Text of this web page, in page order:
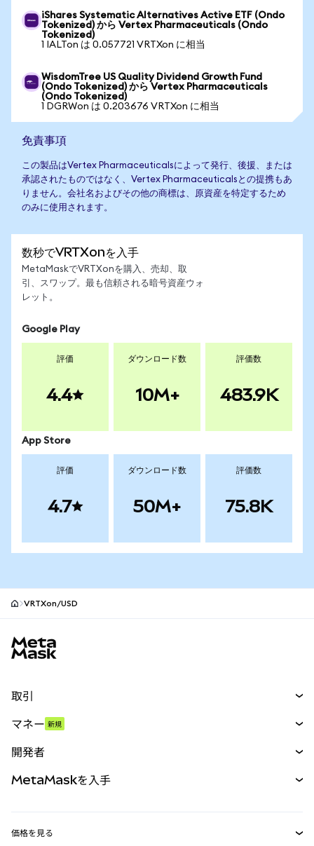
iShares Systematic Alternatives Active ETF (Ondo
Tokenized) から Vertex Pharmaceuticals (Ondo
Tokenized)
1 IALTon は 0.057721 VRTXon に相当
WisdomTree US Quality Dividend Growth Fund
(Ondo Tokenized) から Vertex Pharmaceuticals
(Ondo Tokenized)
1 DGRWon は 0.203676 VRTXon に相当
免責事項
この製品はVertex Pharmaceuticalsによって発行、後援、または
承認されたものではなく、Vertex Pharmaceuticalsとの提携もあ
りません。会社名およびその他の商標は、原資産を特定するため
のみに使用されます。
数秒でVRTXonを入手
MetaMaskでVRTXonを購入、売却、取
引、スワップ。最も信頼される暗号資産ウォ
レット。
Google Play
評価
4.4
ダウンロード数
10M+
評価数
483.9K
App Store
評価
4.7
ダウンロード数
50M+
評価数
75.8K
VRTXon/USD
取引
パーペチュアル
RWA
マネー 新規
開発者
MetaMaskを入手
価格を見る